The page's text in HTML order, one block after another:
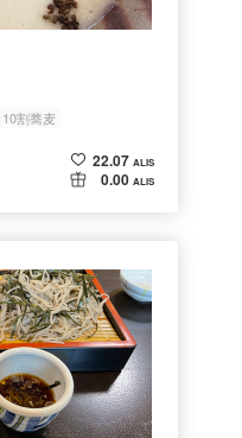
10割蕎麦
22.07 ALIS
0.00 ALIS